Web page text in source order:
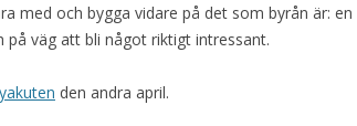
med och bygga vidare på det som byrån är: en
väg att bli något riktigt intressant.
den andra april.